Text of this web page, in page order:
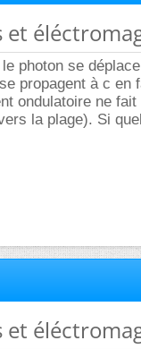
et
photon se
propagent à c
ondulatoire ne
la plage). Si
et